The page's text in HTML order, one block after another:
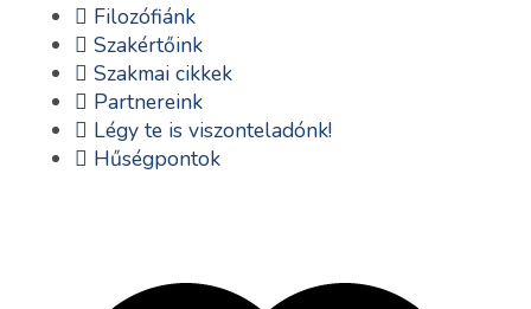
Filozófiánk
Szakértőink
Szakmai cikkek
Partnereink
Légy te is viszonteladónk!
Hűségpontok